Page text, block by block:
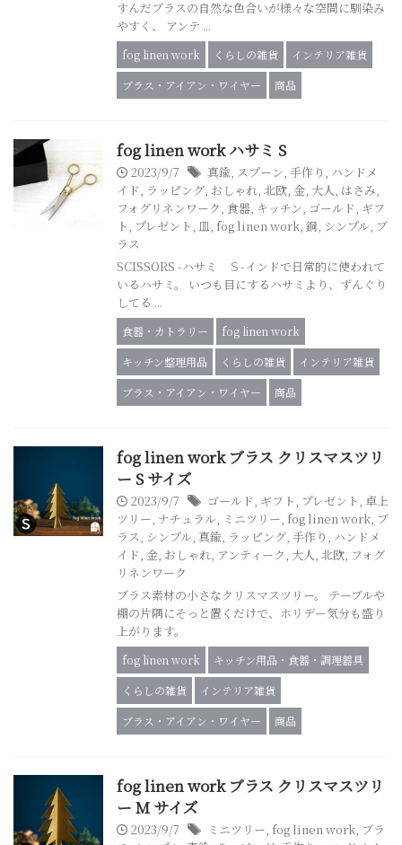
すんだブラスの自然な色合いが様々な空間に馴染み
やすく、 アンテ ...
fog linen work くらしの雑貨
インテリア雑貨
ブラス・アイアン・ワイヤー
商品
fog linen work ハサミ S
2023/9/7 真鍮, スプーン, 手作り , ハンドメ
イド, ラッピング, おしゃれ, 北欧, 金, 大人, はさみ,
フォグリネンワーク, 食器, キッチン, ゴールド, ギフ
ト, プレゼント, 皿, fog linen work, 銅, シンプル, ブ
ラス
SCISSORS -ハサミ Ｓ-インドで日常的に使われて
いるハサミ。 いつも目にするハサミより、ずんぐり
してる ...
食器・カトラリー
fog linen work
キッチン整理用品
くらしの雑貨
インテリア雑貨
ブラス・アイアン・ワイヤー
商品
fog linen work ブラス クリスマスツリ
ー S サイズ
2023/9/7 ゴールド, ギフト, プレゼント, 卓上
ツリー, ナチュラル, ミニツリー, fog linen work, ブ
ラス, シンプル, 真鍮, ラッピング, 手作り , ハンドメ
イド, 金, おしゃれ, アンティーク, 大人, 北欧, フォグ
リネンワーク
ブラス素材の小さなクリスマスツリー。 テーブルや
棚の片隅にそっと置くだけで、ホリデー気分も盛り
上がります。
fog linen work
キッチン用品・食器・調理器具
くらしの雑貨
インテリア雑貨
ブラス・アイアン・ワイヤー
商品
fog linen work ブラス クリスマスツリ
ー M サイズ
2023/9/7 ミニツリー, fog linen work, ブラ